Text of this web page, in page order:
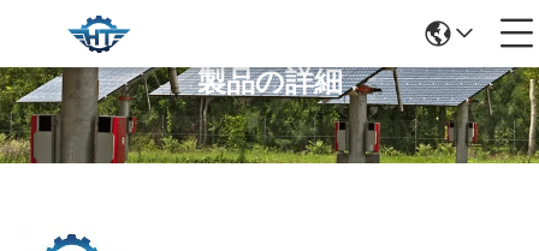
製品の詳細